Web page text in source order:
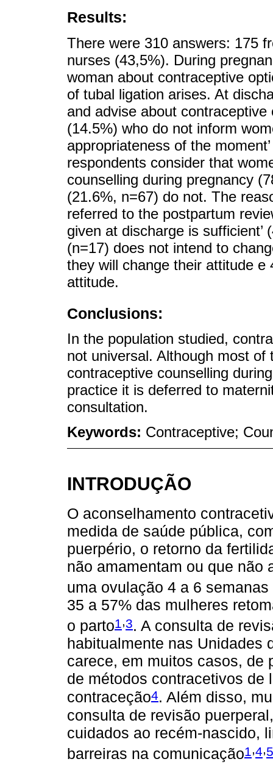
Results:
There were 310 answers: 175
nurses (43,5%). During
woman about contraceptive
of tubal ligation arises. At
and advise about
(14.5%) who do not inform
appropriateness of the
respondents consider that
counselling during pregnancy
(21.6%, n=67) do not. The
referred to the postpartum
given at discharge is
(n=17) does not intend to
they will change their attitude
attitude.
Conclusions:
In the population studied,
not universal. Although most
contraceptive counselling
practice it is deferred to
consultation.
Keywords: Contraceptive;
INTRODUÇÃO
O aconselhamento
medida de saúde pública,
puerpério, o retorno da
não amamentam ou que não
uma ovulação 4 a 6
35 a 57% das mulheres
o parto1,3. A consulta de
habitualmente nas Unidades
carece, em muitos casos, de
de métodos contracetivos de
contraceção4. Além disso,
consulta de revisão
cuidados ao recém-nascido,
barreiras na comunicação1,4,5